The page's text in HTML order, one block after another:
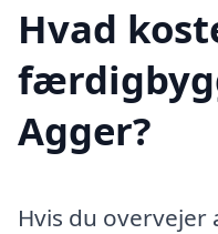
Hvad
Agger?
Hvis du overvejer